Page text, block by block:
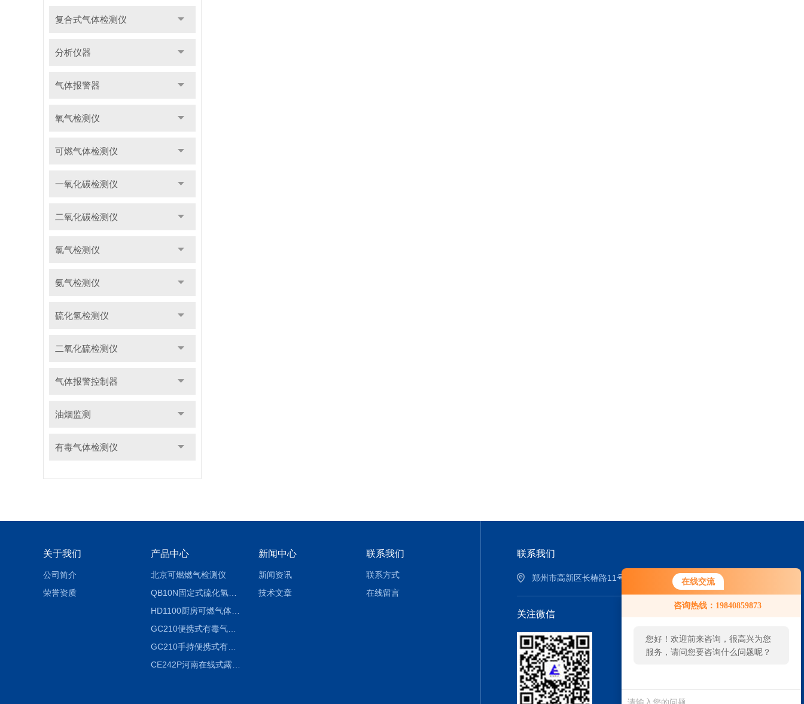
在线交流
咨询热线：19840859873
您好！欢迎前来咨询，很高兴为您
服务，请问您要咨询什么问题呢？
复合式气体检测仪
分析仪器
气体报警器
氧气检测仪
可燃气体检测仪
一氧化碳检测仪
二氧化碳检测仪
氯气检测仪
氨气检测仪
硫化氢检测仪
二氧化硫检测仪
气体报警控制器
油烟监测
有毒气体检测仪
关于我们
公司简介
荣誉资质
产品中心
北京可燃燃气检测仪
QB10N固定式硫化氢气体检测仪H2S气体泄漏探头
HD1100厨房可燃气体泄漏浓度探测器天然气检测仪
GC210便携式有毒气体浓度探测器氨气检测仪养殖场
GC210手持便携式有毒CL2气体探测器氯气检测仪
CE242P河南在线式露点仪
新闻中心
新闻资讯
技术文章
联系我们
联系方式
在线留言
联系我们
郑州市高新区长椿路11号2号厂房
关注微信